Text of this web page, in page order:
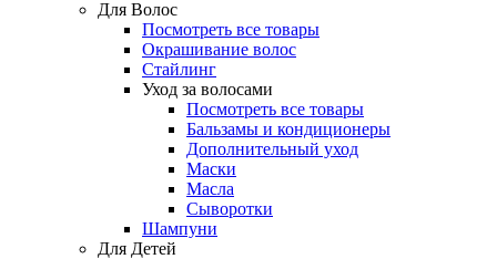
Для Волос
Посмотреть все товары
Окрашивание волос
Стайлинг
Уход за волосами
Посмотреть все товары
Бальзамы и кондиционеры
Дополнительный уход
Маски
Масла
Сыворотки
Шампуни
Для Детей